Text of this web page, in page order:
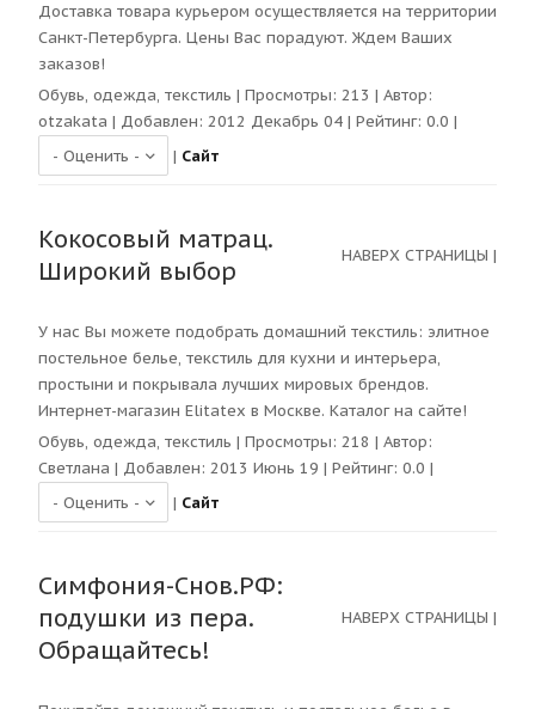
Доставка товара курьером осуществляется на территории
Санкт-Петербурга. Цены Вас порадуют. Ждем Ваших
заказов!
Обувь, одежда, текстиль | Просмотры: 213 | Автор:
otzakata | Добавлен: 2012 Декабрь 04 | Рейтинг: 0.0 |
| Сайт
Кокосовый матрац.
Широкий выбор
НАВЕРХ СТРАНИЦЫ |
У нас Вы можете подобрать домашний текстиль: элитное
постельное белье, текстиль для кухни и интерьера,
простыни и покрывала лучших мировых брендов.
Интернет-магазин Elitatex в Москве. Каталог на сайте!
Обувь, одежда, текстиль | Просмотры: 218 | Автор:
Светлана | Добавлен: 2013 Июнь 19 | Рейтинг: 0.0 |
| Сайт
Симфония-Снов.РФ:
подушки из пера.
Обращайтесь!
НАВЕРХ СТРАНИЦЫ |